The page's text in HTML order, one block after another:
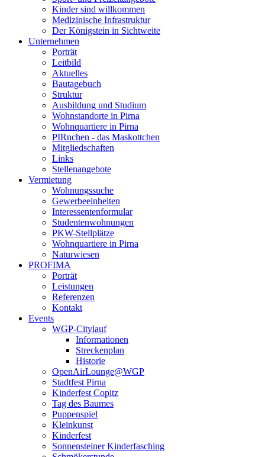
Kinder sind willkommen
Medizinische Infrastruktur
Der Königstein in Sichtweite
Unternehmen
Porträt
Leitbild
Aktuelles
Bautagebuch
Struktur
Ausbildung und Studium
Wohnstandorte in Pirna
Wohnquartiere in Pirna
PIRnchen - das Maskottchen
Mitgliedschaften
Links
Stellenangebote
Vermietung
Wohnungssuche
Gewerbeeinheiten
Interessentenformular
Studentenwohnungen
PKW-Stellplätze
Wohnquartiere in Pirna
Naturwiesen
PROFIMA
Porträt
Leistungen
Referenzen
Kontakt
Events
WGP-Citylauf
Informationen
Streckenplan
Historie
OpenAirLounge@WGP
Stadtfest Pirna
Kinderfest Copitz
Tag des Baumes
Puppenspiel
Kleinkunst
Kinderfest
Sonnensteiner Kinderfasching